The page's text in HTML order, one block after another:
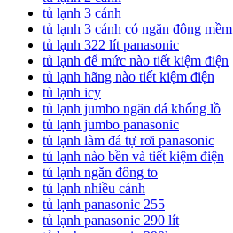
tủ lạnh 3 cánh
tủ lạnh 3 cánh có ngăn đông mềm
tủ lạnh 322 lít panasonic
tủ lạnh để mức nào tiết kiệm điện
tủ lạnh hãng nào tiết kiệm điện
tủ lạnh icy
tủ lạnh jumbo ngăn đá khổng lồ
tủ lạnh jumbo panasonic
tủ lạnh làm đá tự rơi panasonic
tủ lạnh nào bền và tiết kiệm điện
tủ lạnh ngăn đông to
tủ lạnh nhiều cánh
tủ lạnh panasonic 255
tủ lạnh panasonic 290 lít